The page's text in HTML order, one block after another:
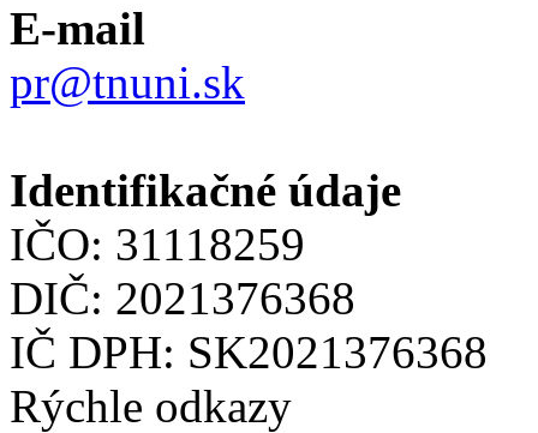
E-mail
pr@tnuni.sk
Identifikačné údaje
IČO: 31118259
DIČ: 2021376368
IČ DPH: SK2021376368
Rýchle odkazy